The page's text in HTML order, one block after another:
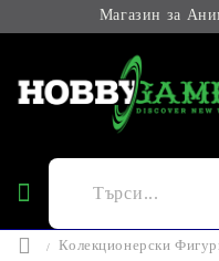
Магазин за
Колекционерски